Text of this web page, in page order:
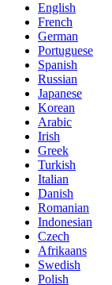
English
French
German
Portuguese
Spanish
Russian
Japanese
Korean
Arabic
Irish
Greek
Turkish
Italian
Danish
Romanian
Indonesian
Czech
Afrikaans
Swedish
Polish